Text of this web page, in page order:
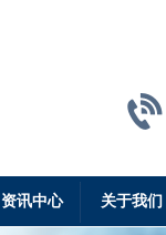
资讯中心 关于我们